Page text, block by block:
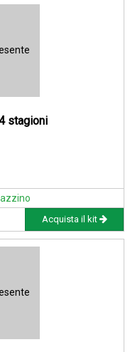
stagioni
Acquista il kit